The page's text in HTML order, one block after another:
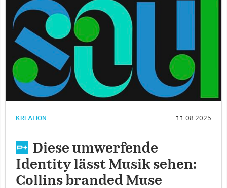
KREATION 11.08.2025
Diese umwerfende
Identity lässt Musik sehen:
Collins branded Muse